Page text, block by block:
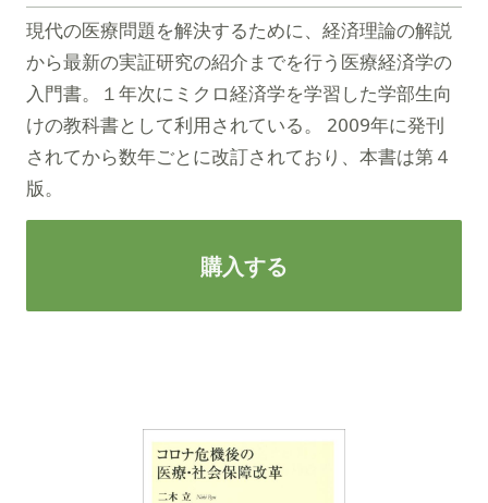
購入する
現代の医療問題を解決するために、経済理論の解説
から最新の実証研究の紹介までを行う医療経済学の
入門書。１年次にミクロ経済学を学習した学部生向
けの教科書として利用されている。 2009年に発刊
されてから数年ごとに改訂されており、本書は第４
版。